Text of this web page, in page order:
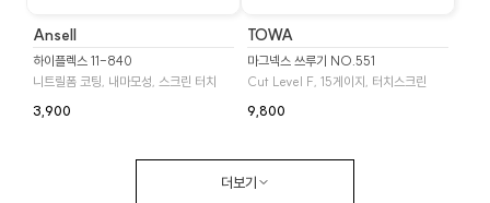
Ansell
하이플렉스 11-840
니트릴폼 코팅, 내마모성, 스크린 터치
3,900
TOWA
마그넥스 쓰루기 NO.551
Cut Level F, 15게이지, 터치스크린
9,800
더보기